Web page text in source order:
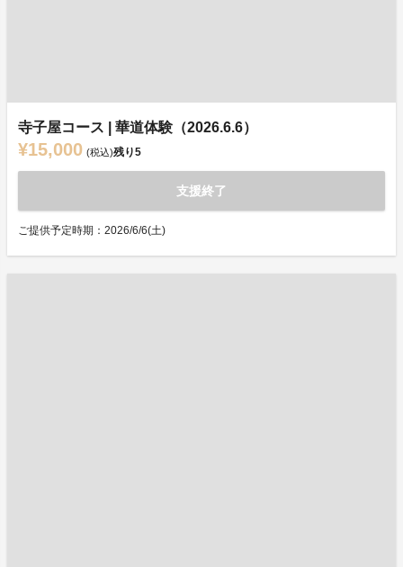
寺子屋コース | 華道体験（2026.6.6）
¥15,000 (税込)残り5
支援終了
ご提供予定時期：2026/6/6(土)